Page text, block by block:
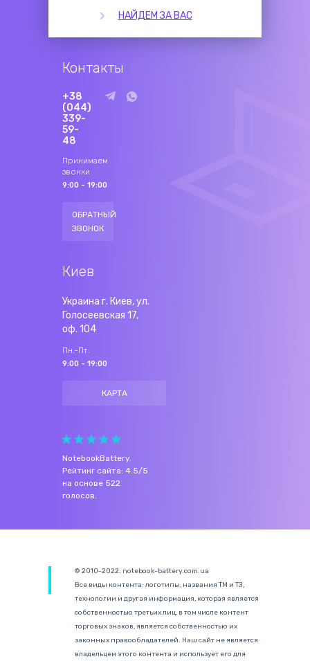
НАЙДЕМ ЗА ВАС
Контакты
+38
(044)
339-
59-
48
Принимаем
звонки
9:00 - 19:00
ОБРАТНЫЙ
ЗВОНОК
Киев
Украина г. Киев, ул.
Голосеевская 17,
оф. 104
Пн.-Пт.
9:00 - 19:00
КАРТА
NotebookBattery.
Рейтинг сайта: 4.5/5
на основе 522
голосов.
© 2010-2022. notebook-battery.com.ua
Все виды контента: логотипы, названия ТМ и ТЗ,
технологии и другая информация, которая является
собственностью третьих лиц, в том числе контент
торговых знаков, является собственностью их
законных правообладателей. Наш сайт не является
владельцем этого контента и использует его для